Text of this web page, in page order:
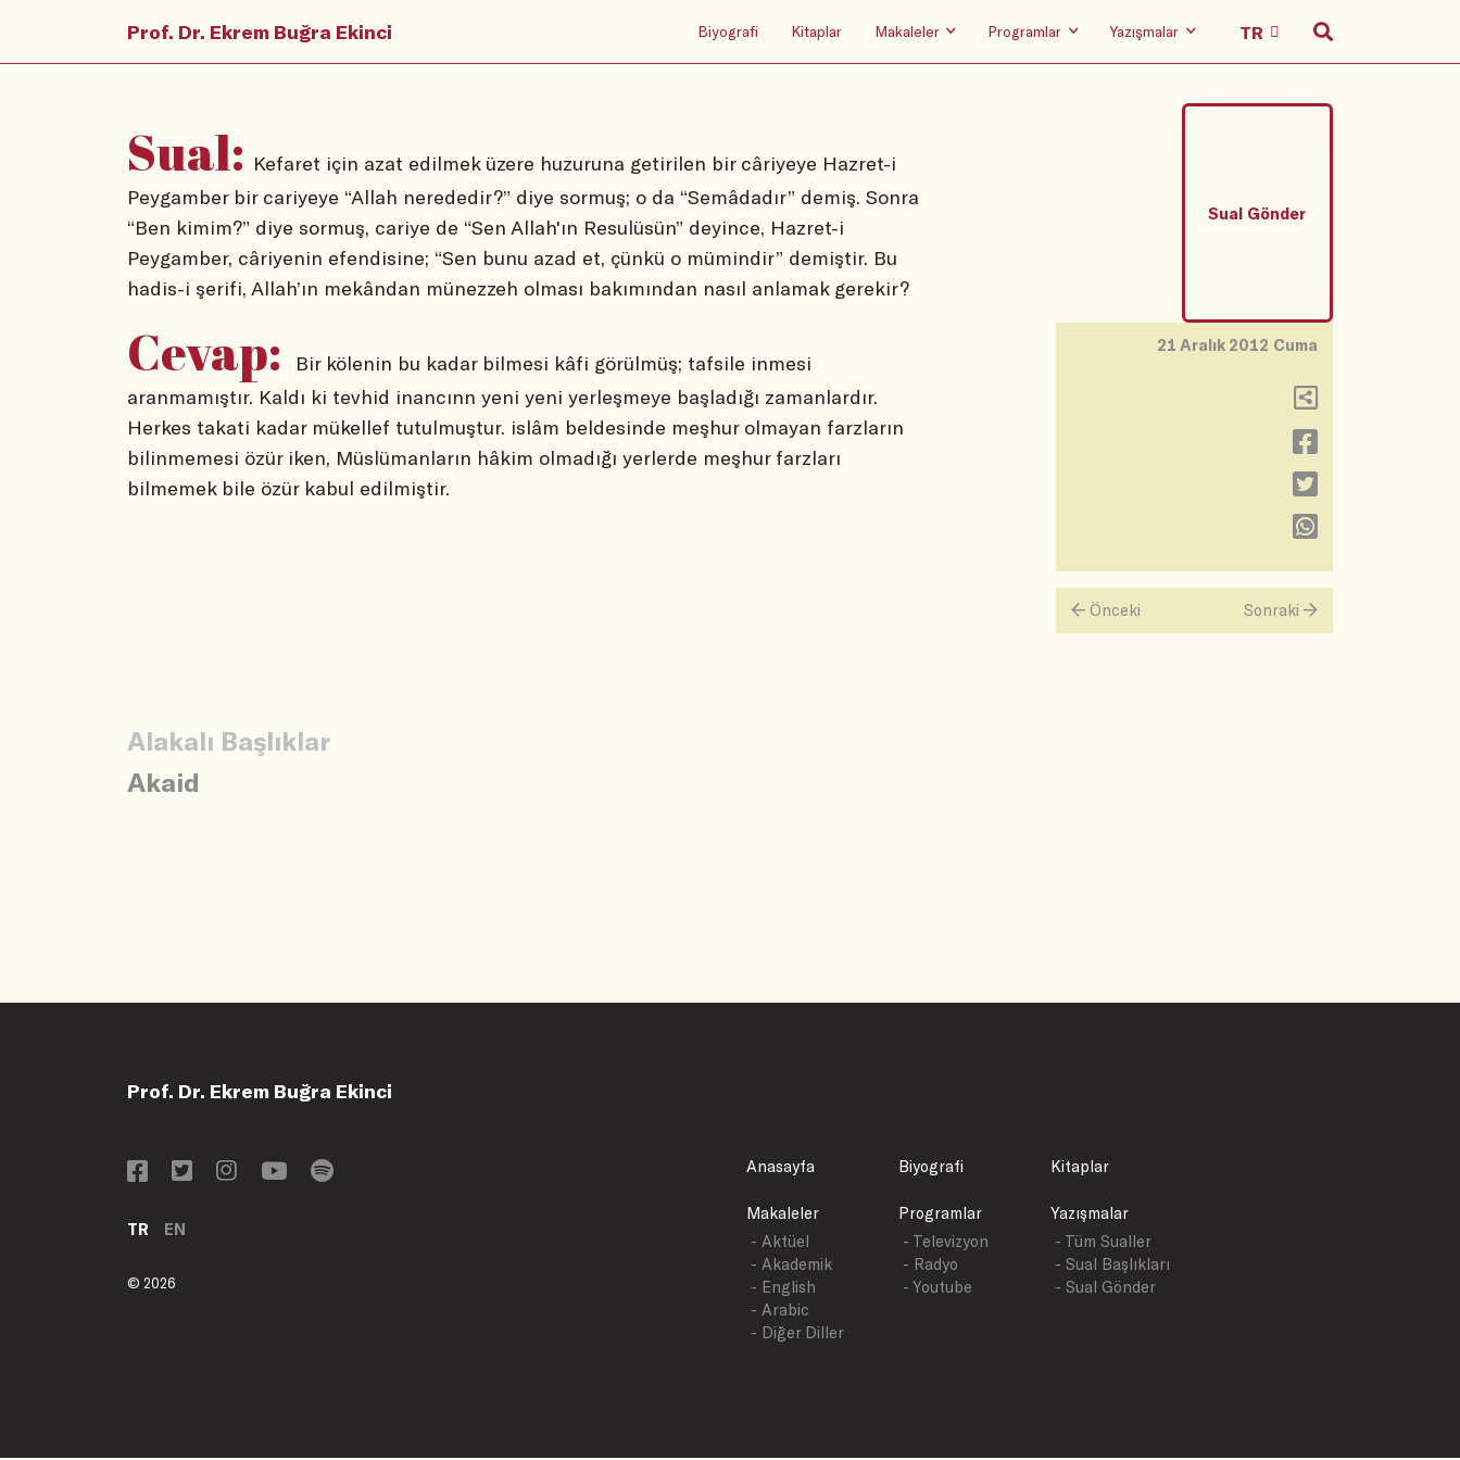
Prof. Dr. Ekrem Buğra Ekinci Biyografi Kitaplar Makaleler Programlar Yazışmalar
Sual: Kefaret için azat edilmek üzere huzuruna getirilen bir câriyeye Hazret-i
Peygamber bir cariyeye “Allah nerededir?” diye sormuş; o da “Semâdadır” demiş. Sonra
“Ben kimim?” diye sormuş, cariye de “Sen Allah'ın Resulüsün” deyince, Hazret-i
Peygamber, câriyenin efendisine; “Sen bunu azad et, çünkü o mümindir” demiştir. Bu
hadis-i şerifi, Allah’ın mekândan münezzeh olması bakımından nasıl anlamak gerekir?
Sual Gönder
Cevap:
Bir kölenin bu kadar bilmesi kâfi görülmüş; tafsile inmesi
aranmamıştır. Kaldı ki tevhid inancınn yeni yeni yerleşmeye başladığı zamanlardır.
Herkes takati kadar mükellef tutulmuştur. islâm beldesinde meşhur olmayan farzların
bilinmemesi özür iken, Müslümanların hâkim olmadığı yerlerde meşhur farzları
bilmemek bile özür kabul edilmiştir.
21 Aralık 2012 Cuma
Önceki Sonraki
Alakalı Başlıklar
Akaid
Prof. Dr. Ekrem Buğra Ekinci
TR EN
© 2026
Anasayfa Biyografi Kitaplar
Makaleler
- Aktüel
- Akademik
- English
- Arabic
- Diğer Diller
Programlar
- Televizyon
- Radyo
- Youtube
Yazışmalar
- Tüm Sualler
- Sual Başlıkları
- Sual Gönder